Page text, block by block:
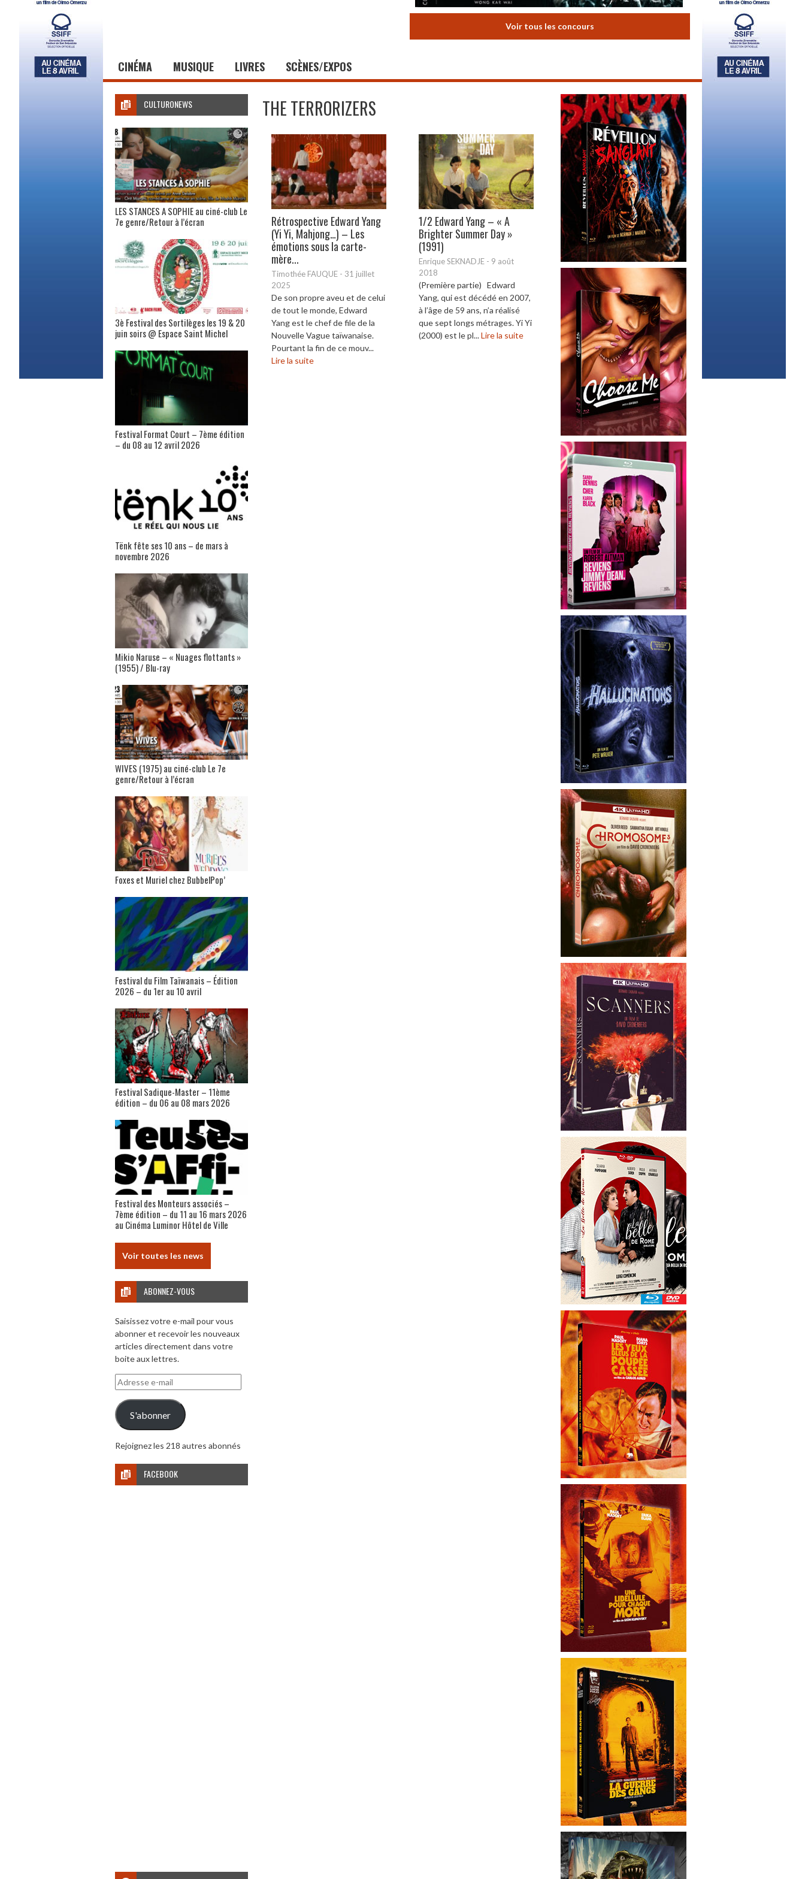
Voir tous les concours
CINÉMA MUSIQUE LIVRES SCÈNES/EXPOS
THE TERRORIZERS
Rétrospective Edward Yang
(Yi Yi, Mahjong…) – Les
émotions sous la carte-
mère...
Timothée FAUQUE - 31 juillet
2025
De son propre aveu et de celui
de tout le monde, Edward
Yang est le chef de file de la
Nouvelle Vague taïwanaise.
Pourtant la fin de ce mouv...
Lire la suite
1/2 Edward Yang – « A
Brighter Summer Day »
(1991)
Enrique SEKNADJE - 9 août
2018
(Première partie) Edward
Yang, qui est décédé en 2007,
à l’âge de 59 ans, n’a réalisé
que sept longs métrages. Yi Yi
(2000) est le pl...Lire la suite
CULTURONEWS
LES STANCES A SOPHIE au ciné-club Le
7e genre/Retour à l’écran
3è Festival des Sortilèges les 19 & 20
juin soirs @ Espace Saint Michel
Festival Format Court – 7ème édition
– du 08 au 12 avril 2026
Tënk fête ses 10 ans – de mars à
novembre 2026
Mikio Naruse – « Nuages flottants »
(1955) / Blu-ray
WIVES (1975) au ciné-club Le 7e
genre/Retour à l’écran
Foxes et Muriel chez BubbelPop’
Festival du Film Taïwanais – Édition
2026 – du 1er au 10 avril
Festival Sadique-Master – 11ème
édition – du 06 au 08 mars 2026
Festival des Monteurs associés –
7ème édition – du 11 au 16 mars 2026
au Cinéma Luminor Hôtel de Ville
Voir toutes les news
ABONNEZ-VOUS
Saisissez votre e-mail pour vous
abonner et recevoir les nouveaux
articles directement dans votre
boite aux lettres.
Adresse
e-
mail
S'abonner
Rejoignez les 218 autres abonnés
FACEBOOK